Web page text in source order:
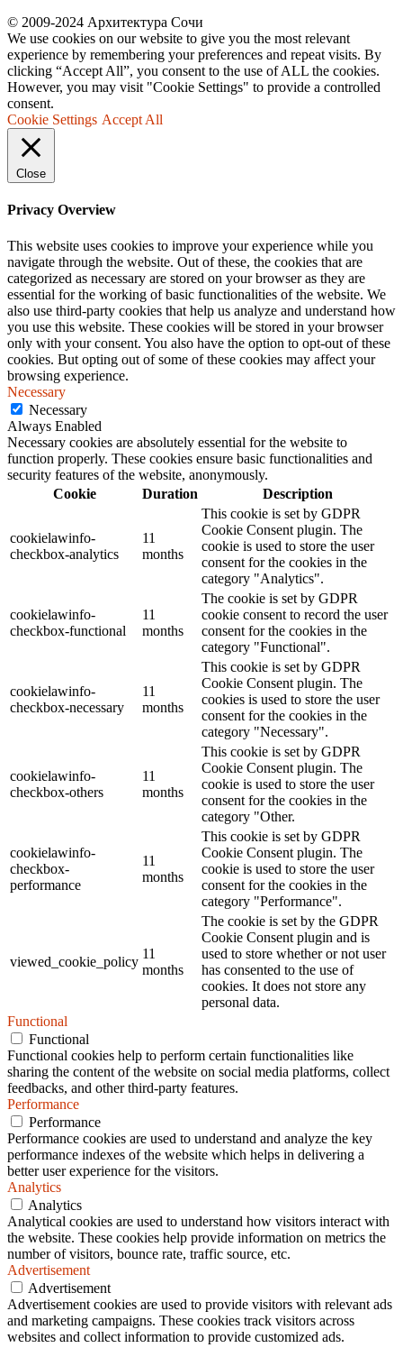
© 2009-2024 Архитектура Сочи
We use cookies on our website to give you the most relevant
experience by remembering your preferences and repeat visits. By
clicking “Accept All”, you consent to the use of ALL the cookies.
However, you may visit "Cookie Settings" to provide a controlled
consent.
Cookie Settings Accept All
Close
Privacy Overview
This website uses cookies to improve your experience while you
navigate through the website. Out of these, the cookies that are
categorized as necessary are stored on your browser as they are
essential for the working of basic functionalities of the website. We
also use third-party cookies that help us analyze and understand how
you use this website. These cookies will be stored in your browser
only with your consent. You also have the option to opt-out of these
cookies. But opting out of some of these cookies may affect your
browsing experience.
Necessary
Necessary
Always Enabled
Necessary cookies are absolutely essential for the website to
function properly. These cookies ensure basic functionalities and
security features of the website, anonymously.
Cookie
Duration Description
cookielawinfo-
checkbox-analytics
11
months
This cookie is set by GDPR
Cookie Consent plugin. The
cookie is used to store the user
consent for the cookies in the
category "Analytics".
cookielawinfo-
checkbox-functional
11
months
The cookie is set by GDPR
cookie consent to record the user
consent for the cookies in the
category "Functional".
cookielawinfo-
checkbox-necessary
11
months
This cookie is set by GDPR
Cookie Consent plugin. The
cookies is used to store the user
consent for the cookies in the
category "Necessary".
cookielawinfo-
checkbox-others
11
months
This cookie is set by GDPR
Cookie Consent plugin. The
cookie is used to store the user
consent for the cookies in the
category "Other.
cookielawinfo-
checkbox-
performance
11
months
This cookie is set by GDPR
Cookie Consent plugin. The
cookie is used to store the user
consent for the cookies in the
category "Performance".
viewed_cookie_policy
11
months
The cookie is set by the GDPR
Cookie Consent plugin and is
used to store whether or not user
has consented to the use of
cookies. It does not store any
personal data.
Functional
Functional
Functional cookies help to perform certain functionalities like
sharing the content of the website on social media platforms, collect
feedbacks, and other third-party features.
Performance
Performance
Performance cookies are used to understand and analyze the key
performance indexes of the website which helps in delivering a
better user experience for the visitors.
Analytics
Analytics
Analytical cookies are used to understand how visitors interact with
the website. These cookies help provide information on metrics the
number of visitors, bounce rate, traffic source, etc.
Advertisement
Advertisement
Advertisement cookies are used to provide visitors with relevant ads
and marketing campaigns. These cookies track visitors across
websites and collect information to provide customized ads.